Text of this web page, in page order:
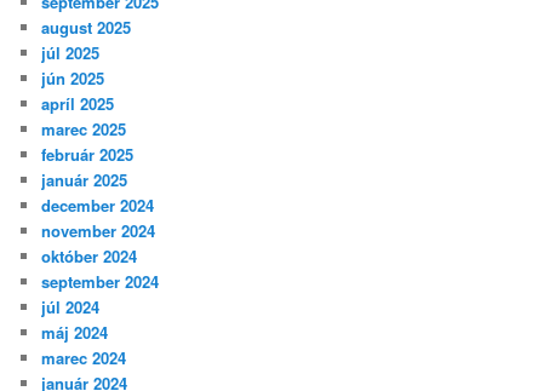
august 2025
júl 2025
jún 2025
apríl 2025
marec 2025
február 2025
január 2025
december 2024
november 2024
október 2024
september 2024
júl 2024
máj 2024
marec 2024
január 2024